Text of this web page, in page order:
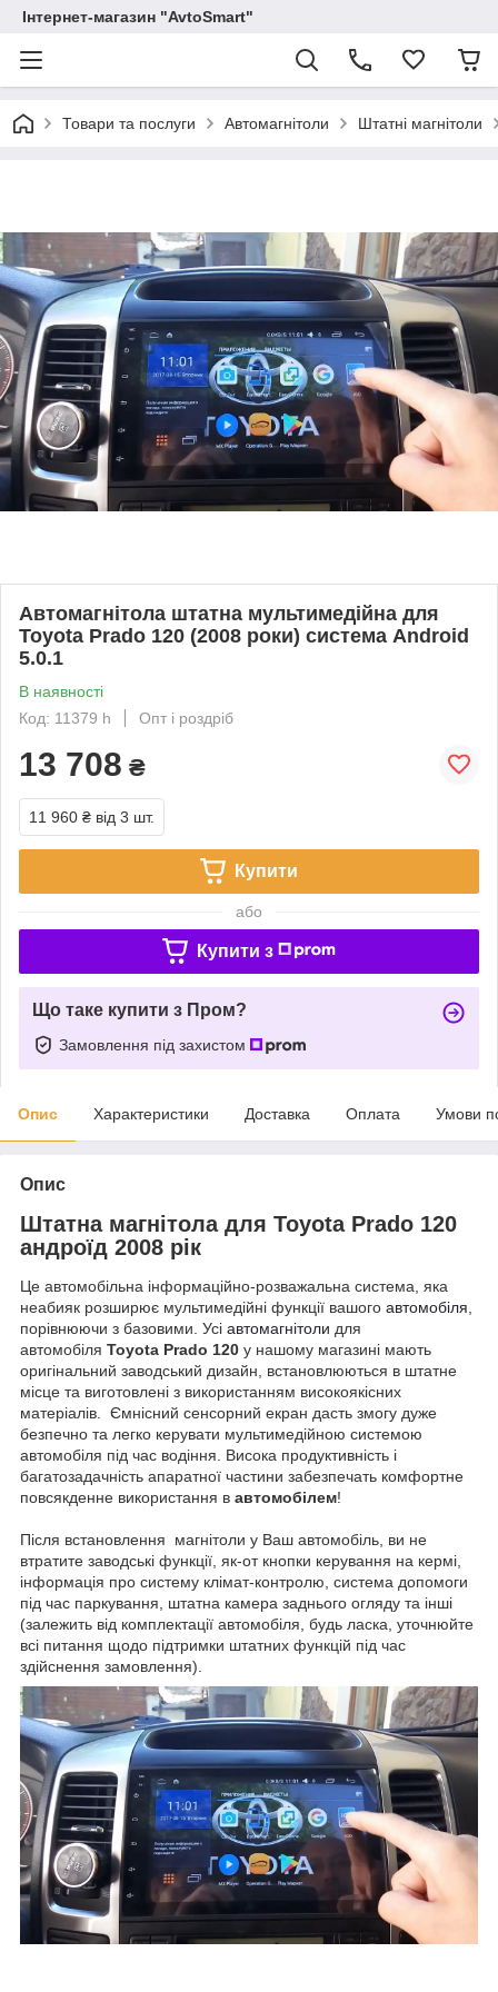
Інтернет-магазин "AvtoSmart"
Товари та послуги Автомагнітоли Штатні магнітоли
Автомагнітола штатна мультимедійна для
Toyota Prado 120 (2008 роки) система Android
5.0.1
В наявності
Код: 11379 h
Опт і роздріб
13 708 ₴
11 960 ₴ від 3 шт.
Купити
або
Купити з
Що таке купити з Пром?
Замовлення під захистом
Опис Характеристики Доставка Оплата Умови
Опис
Штатна магнітола для Toyota Prado 120
андроїд 2008 рік
Це автомобільна інформаційно-розважальна система, яка
неабияк розширює мультимедійні функції вашого автомобіля,
порівнюючи з базовими. Усі автомагнітоли для
автомобіля Toyota Prado 120 у нашому магазині мають
оригінальний заводський дизайн, встановлюються в штатне
місце та виготовлені з використанням високоякісних
матеріалів. Ємнісний сенсорний екран дасть змогу дуже
безпечно та легко керувати мультимедійною системою
автомобіля під час водіння. Висока продуктивність і
багатозадачність апаратної частини забезпечать комфортне
повсякденне використання в автомобілем!
Після встановлення магнітоли у Ваш автомобіль, ви не
втратите заводські функції, як-от кнопки керування на кермі,
інформація про систему клімат-контролю, система допомоги
під час паркування, штатна камера заднього огляду та інші
(залежить від комплектації автомобіля, будь ласка, уточнюйте
всі питання щодо підтримки штатних функцій під час
здійснення замовлення).